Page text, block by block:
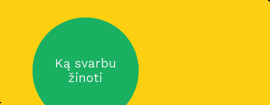
Ką svarbu
žinoti